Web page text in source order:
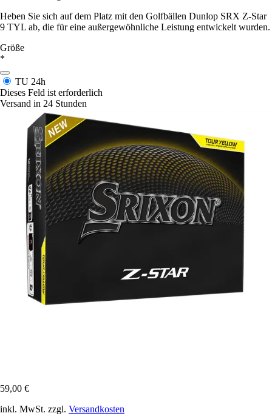
Heben Sie sich auf dem Platz mit den Golfbällen Dunlop SRX Z-Star
9 TYL ab, die für eine außergewöhnliche Leistung entwickelt wurden.
Größe
*
TU 24h
Dieses Feld ist erforderlich
Versand in 24 Stunden
59,00 €
inkl. MwSt. zzgl. Versandkosten